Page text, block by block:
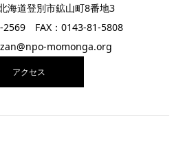
海道登別市鉱山町8番地3
2569 FAX：0143-81-5808
momonga.org
アクセス